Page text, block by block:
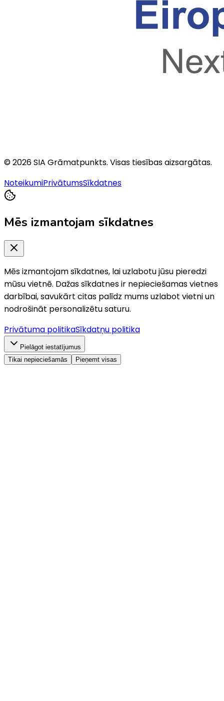
©2026SIA Grāmatpunkts. Visas tiesības aizsargātas.
NoteikumiPrivātumsSīkdatnes
Mēs izmantojam sīkdatnes
Mēs izmantojam sīkdatnes, lai uzlabotu jūsu pieredzi
mūsu vietnē. Dažas sīkdatnes ir nepieciešamas vietnes
darbībai, savukārt citas palīdz mums uzlabot vietni un
nodrošināt personalizētu saturu.
Privātuma politikaSīkdatņu politika
Pielāgot iestatījumus
Tikai nepieciešamās
Pieņemt visas